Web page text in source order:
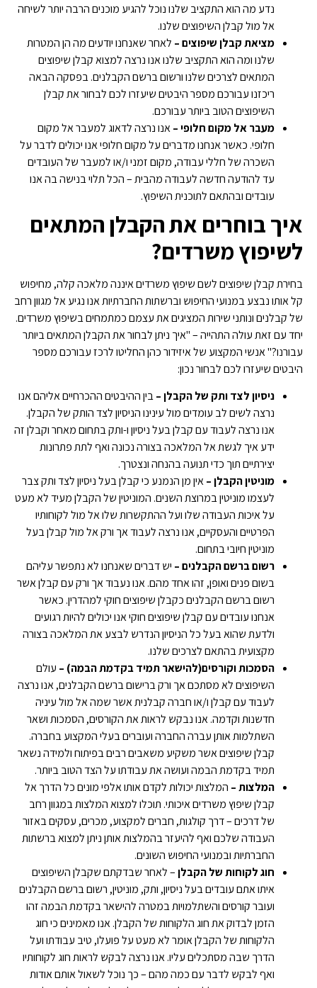
נדע מה הוא התקציב שלנו נוכל להגיע מוכנים הרבה יותר לשיחה
אל מול קבלן השיפוצים שלנו.
מציאת קבלן שיפוצים – לאחר שאנחנו יודעים מה הן המטרות
שלנו ומה הוא התקציב שלנו אנו נרצה למצוא קבלן שיפוצים
המתאים לצרכים שלנו ורשום ברשם הקבלנים. בפסקה הבאה
ריכזנו עבורכם מספר היבטים שיעזרו לכם לבחור את קבלן
השיפוצים הטוב ביותר עבורכם.
מעבר אל מקום חלופי –אנו נרצה לדאוג למעבר אל מקום
חלופי. כאשר אנחנו מדברים על מקום חלופי אנו יכולים לדבר על
השכרה של חללי עבודה, מקום זמני ו/או למעבר של העובדים
עד להודעה חדשה לעבודה מהבית – הכל תלוי בנישה בה אנו
עובדים ובהתאם לתוכנית השיפוץ.
איך בוחרים את הקבלן המתאים
לשיפוץ משרדים?
בחירת קבלן שיפוצים לשם שיפוץ משרדים איננה מלאכה קלה, מחיפוש
קל אותו נבצע במנועי החיפוש וברשתות החברתיות אנו נגיע אל מגוון רחב
של קבלנים ונותני שירות המציגים את עצמם כמתמחים בשיפוץ משרדים.
יחד עם זאת עולה התהייה – "איך ניתן לבחור את הקבלן המתאים ביותר
עבורנו?" אנשי המקצוע של איזידור כהן החליטו לרכז עבורכם מספר
היבטים שיעזרו לכם לבחור נכון:
ניסיון לצד ותק של הקבלן –בין ההיבטים ההכרחיים אליהם אנו
נרצה לשים לב עומדים מול עינינו הניסיון לצד הותק של הקבלן.
אנו נרצה לעבוד עם קבלן בעל ניסיון ו-ותק בתחום מאחר וקבלן זה
ידע איך לגשת אל המלאכה בצורה נכונה ואף לתת פתרונות
יצירתיים תוך כדי תנועה בהנחה ונצטרך.
מוניטין הקבלן –אין מן הנמנע כי קבלן בעל ניסיון לצד ותק צבר
לעצמו מוניטין במרוצת השנים. המוניטין של הקבלן מעיד לא מעט
על איכות העבודה שלו ועל ההתקשרות שלו אל מול לקוחותיו
הפרטיים והעסקיים, אנו נרצה לעבוד אך ורק אל מול קבלן בעל
מוניטין חיובי בתחום.
רשום ברשם הקבלנים – יש דברים שאנחנו לא נתפשר עליהם
בשום פנים ואופן, זהו אחד מהם. אנו נעבוד אך ורק עם קבלן אשר
רשום ברשם הקבלנים כקבלן שיפוצים חוקי למהדרין. כאשר
אנחנו עובדים עם קבלן שיפוצים חוקי אנו יכולים להיות רגועים
ולדעת שהוא בעל כל הניסיון הנדרש לבצע את המלאכה בצורה
מקצועית בהתאם לצרכים שלנו.
הסמכות וקורסים(להישאר תמיד בקדמת הבמה) – עולם
השיפוצים לא מסתכם אך ורק ברישום ברשם הקבלנים, אנו נרצה
לעבוד עם קבלן ו/או חברה קבלנית אשר שמה אל מול עיניה
חדשנות וקדמה. אנו נבקש לראות את הקורסים, הסמכות ושאר
השתלמות אותן עברה החברה ועוברים בעלי המקצוע בחברה.
קבלן שיפוצים אשר משקיע משאבים רבים בפיתוח ולמידה נשאר
תמיד בקדמת הבמה ועושה את עבודתו על הצד הטוב ביותר.
המלצות – המלצות יכולות לקדם אותו אלפי מונים כל הדרך אל
קבלן שיפוץ משרדים איכותי. תוכלו למצוא המלצות במגוון רחב
של דרכים – דרך קולגות, חברים למקצוע, מכרים, עסקים באזור
העבודה שלכם ואף להיעזר בהמלצות אותן ניתן למצוא ברשתות
החברתיות ובמנועי החיפוש השונים.
חוג לקוחות של הקבלן– לאחר שבדקתם שקבלן השיפוצים
איתו אתם עובדים בעל ניסיון, ותק, מוניטין, רשום ברשם הקבלנים
ועובר קורסים והשתלמויות במטרה להישאר בקדמת הבמה זהו
הזמן לבדוק את חוג הלקוחות של הקבלן. אנו מאמינים כי חוג
הלקוחות של הקבלן אומר לא מעט על פועלו, טיב עבודתו ועל
הדרך שבה מסתכלים עליו. אנו נרצה לבקש לראות חוג לקוחותיו
ואף לבקש לדבר עם כמה מהם – כך נוכל לשאול אותם אודות